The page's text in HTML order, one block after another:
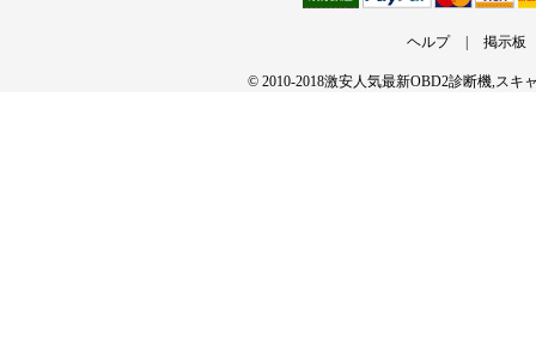
ヘルプ 掲示板
© 2010-2018激安人気最新OBD2診断機,スキ